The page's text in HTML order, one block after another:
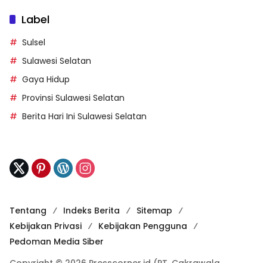
Label
Sulsel
Sulawesi Selatan
Gaya Hidup
Provinsi Sulawesi Selatan
Berita Hari Ini Sulawesi Selatan
Tentang Indeks Berita
Sitemap
Kebijakan Privasi
Kebijakan Pengguna
Pedoman Media Siber